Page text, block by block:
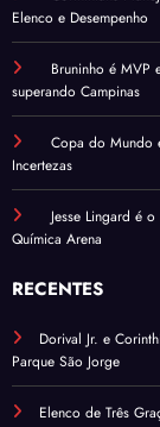
Elenco e Desempenho
Bruninho é MVP
superando Campinas
Copa do Mundo
Incertezas
Jesse Lingard é
Química Arena
RECENTES
Dorival Jr. e
Parque São Jorge
Elenco de Três